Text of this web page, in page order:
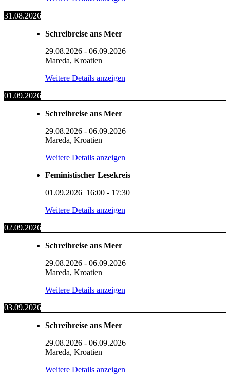
31.08.2026
Schreibreise ans Meer
29.08.2026 - 06.09.2026
Mareda, Kroatien
Weitere Details anzeigen
01.09.2026
Schreibreise ans Meer
29.08.2026 - 06.09.2026
Mareda, Kroatien
Weitere Details anzeigen
Feministischer Lesekreis
01.09.2026 16:00 - 17:30
Weitere Details anzeigen
02.09.2026
Schreibreise ans Meer
29.08.2026 - 06.09.2026
Mareda, Kroatien
Weitere Details anzeigen
03.09.2026
Schreibreise ans Meer
29.08.2026 - 06.09.2026
Mareda, Kroatien
Weitere Details anzeigen